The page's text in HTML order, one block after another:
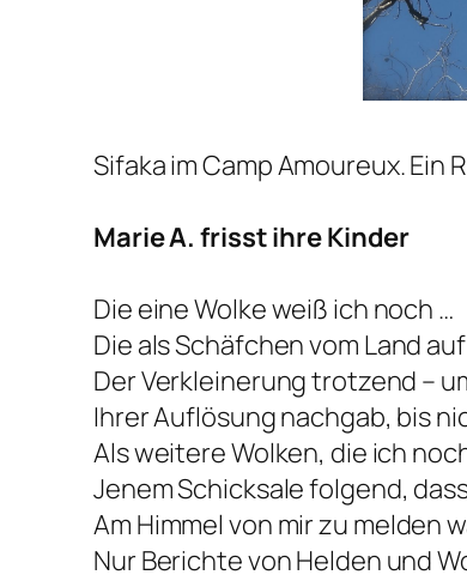
Sifaka im Camp Amoureux. Ein
Marie A. frisst ihre Kinder
Die eine Wolke weiß ich noch …
Die als Schäfchen vom Land
Der Verkleinerung trotzend –
Ihrer Auflösung nachgab, bis
Als weitere Wolken, die ich
Jenem Schicksale folgend,
Am Himmel von mir zu melden
Nur Berichte von Helden und